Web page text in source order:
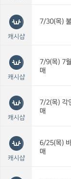
캐시샵
7/30(목)
캐시샵
7/9(목) 7
매
캐시샵
7/2(목) 각
매
캐시샵
6/25(목)
매